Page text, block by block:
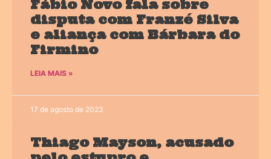
Fábio Novo fala sobre
disputa com Franzé Silva
e aliança com Bárbara do
Firmino
LEIA MAIS »
17 de agosto de 2023
Thiago Mayson, acusado